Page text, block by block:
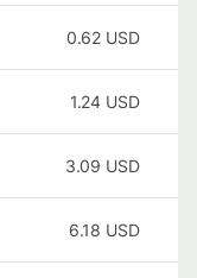
0.62 USD
1.24 USD
3.09 USD
6.18 USD